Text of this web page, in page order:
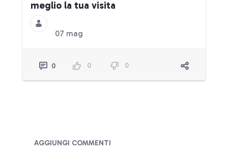
meglio la tua visita
07 mag
0 0 0
Blog
AGGIUNGI COMMENTI